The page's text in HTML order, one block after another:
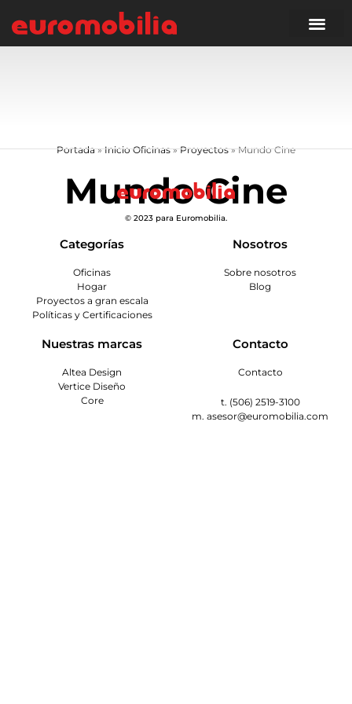
Portada»Inicio Oficinas»Proyectos»Mundo Cine
Mundo Cine
© 2023 para Euromobilia.
Categorías
Oficinas
Hogar
Proyectos a gran escala
Políticas y Certificaciones
Nosotros
Sobre nosotros
Blog
Nuestras marcas
Altea Design
Vertice Diseño
Core
Contacto
Contacto
t. (506) 2519-3100
m. asesor@euromobilia.com